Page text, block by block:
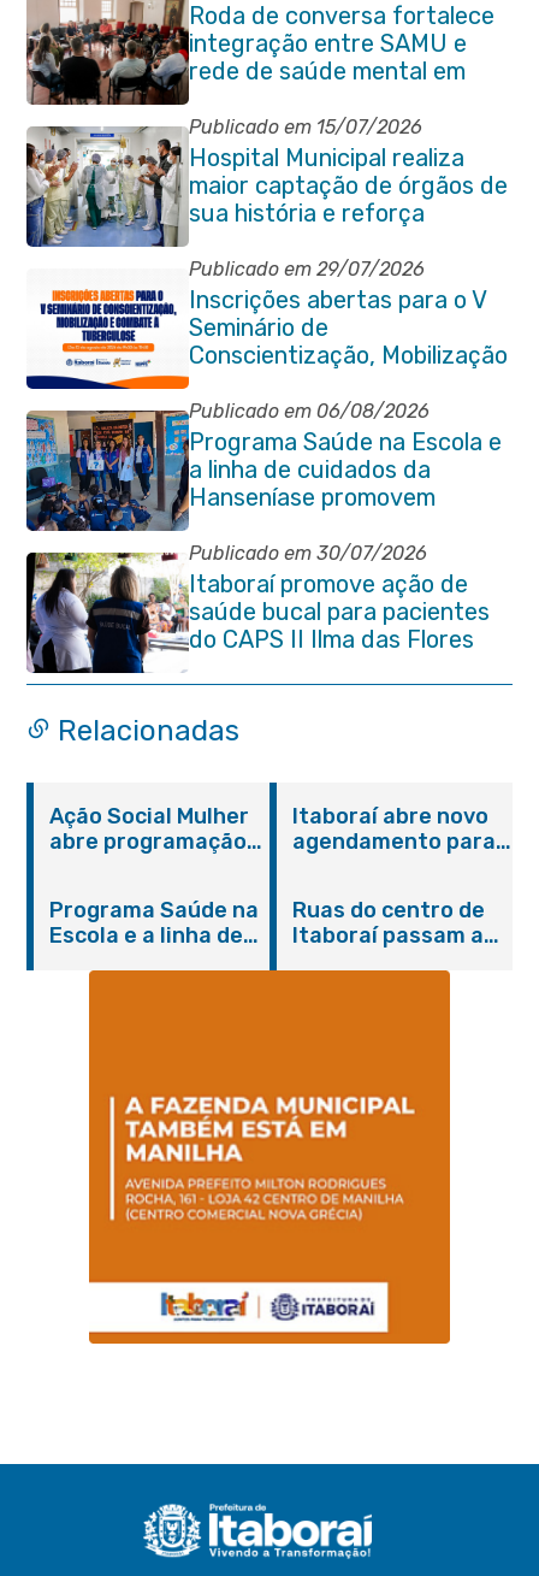
Roda de conversa fortalece
integração entre SAMU e
rede de saúde mental em
Itaboraí
Publicado em 15/07/2026
Hospital Municipal realiza
maior captação de órgãos de
sua história e reforça
compromisso com a vida
Publicado em 29/07/2026
Inscrições abertas para o V
Seminário de
Conscientização, Mobilização
e Combate à Tuberculose em
Itaboraí
Publicado em 06/08/2026
Programa Saúde na Escola e
a linha de cuidados da
Hanseníase promovem
conscientização sobre
hanseníase na E.M Adelaide
de Magalhães Seabra
Publicado em 30/07/2026
Itaboraí promove ação de
saúde bucal para pacientes
do CAPS II Ilma das Flores
Relacionadas
Ação Social Mulher
abre programação
serviços gratuitos e
orientações
Itaboraí abre novo
agendamento para
Programa Saúde na
Escola e a linha de
Magalhães Seabra
Ruas do centro de
Itaboraí passam a